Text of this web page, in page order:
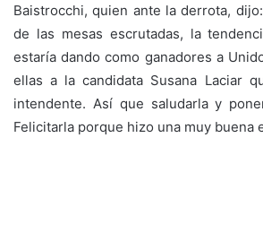
Baistrocchi, quien ante la derrota,
de las mesas escrutadas, la
estaría dando como ganadores a
ellas a la candidata Susana Laciar
intendente. Así que saludarla y
Felicitarla porque hizo una muy buena